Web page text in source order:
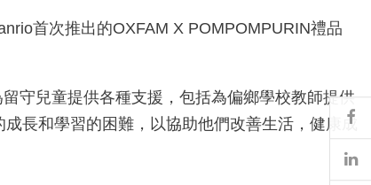
首次推出的OXFAM X POMPOMPURIN禮品
守兒童提供各種支援，包括為偏鄉學校教師提供
長和學習的困難，以協助他們改善生活，健康成